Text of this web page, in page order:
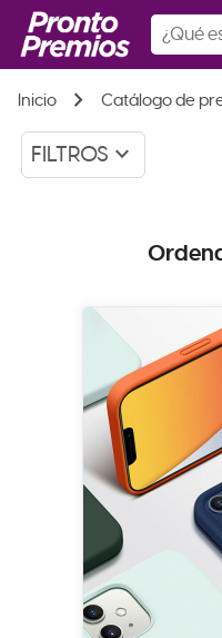
Inicio chevron_right Catálogo de
FILTROS keyboard_arrow_down